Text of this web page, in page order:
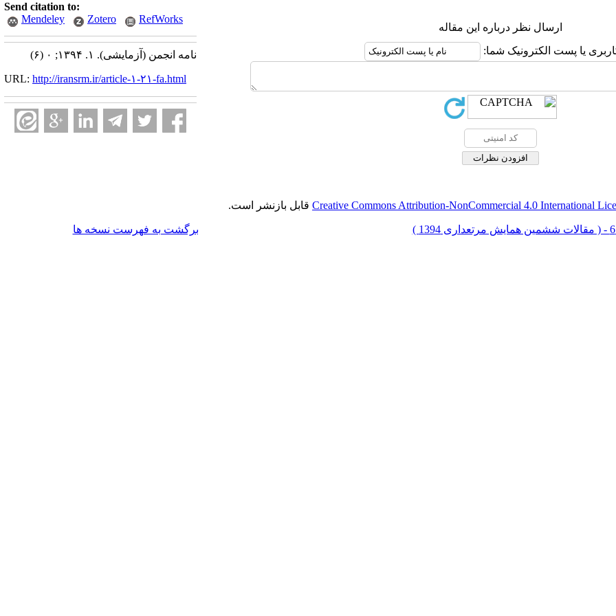
ارسال نظر درباره این مقاله
یا پست الکترونیک شما:
Send citation to:
Mendeley
Zotero RefWorks
نامه انجمن (آزمایشی). ۱. ۱۳۹۴; ۰ (۶)
URL: http://iransrm.ir/article-۱-۲۱-fa.html
Creative Commons Attribution-NonCommercial 4.0 International قابل بازنشر است.
برگشت به فهرست نسخه ها